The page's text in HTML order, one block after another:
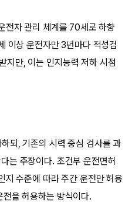
전자 관리 체계를 70세로 하향
이상 운전자만 3년마다 적성검
지만, 이는 인지능력 저하 시점
되, 기존의 시력 중심 검사를 과
는 주장이다. 조건부 운전면허
지 수준에 따라 주간 운전만 허용
을 허용하는 방식이다.